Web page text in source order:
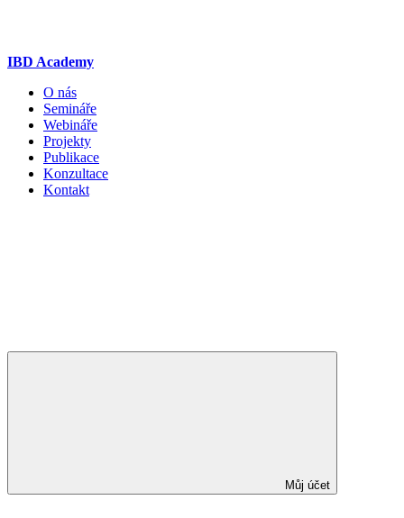
IBD Academy
O nás
Semináře
Webináře
Projekty
Publikace
Konzultace
Kontakt
Můj účet